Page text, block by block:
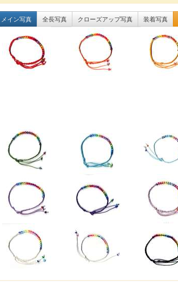
メイン写真 全長写真 クローズアップ写真 装着写真